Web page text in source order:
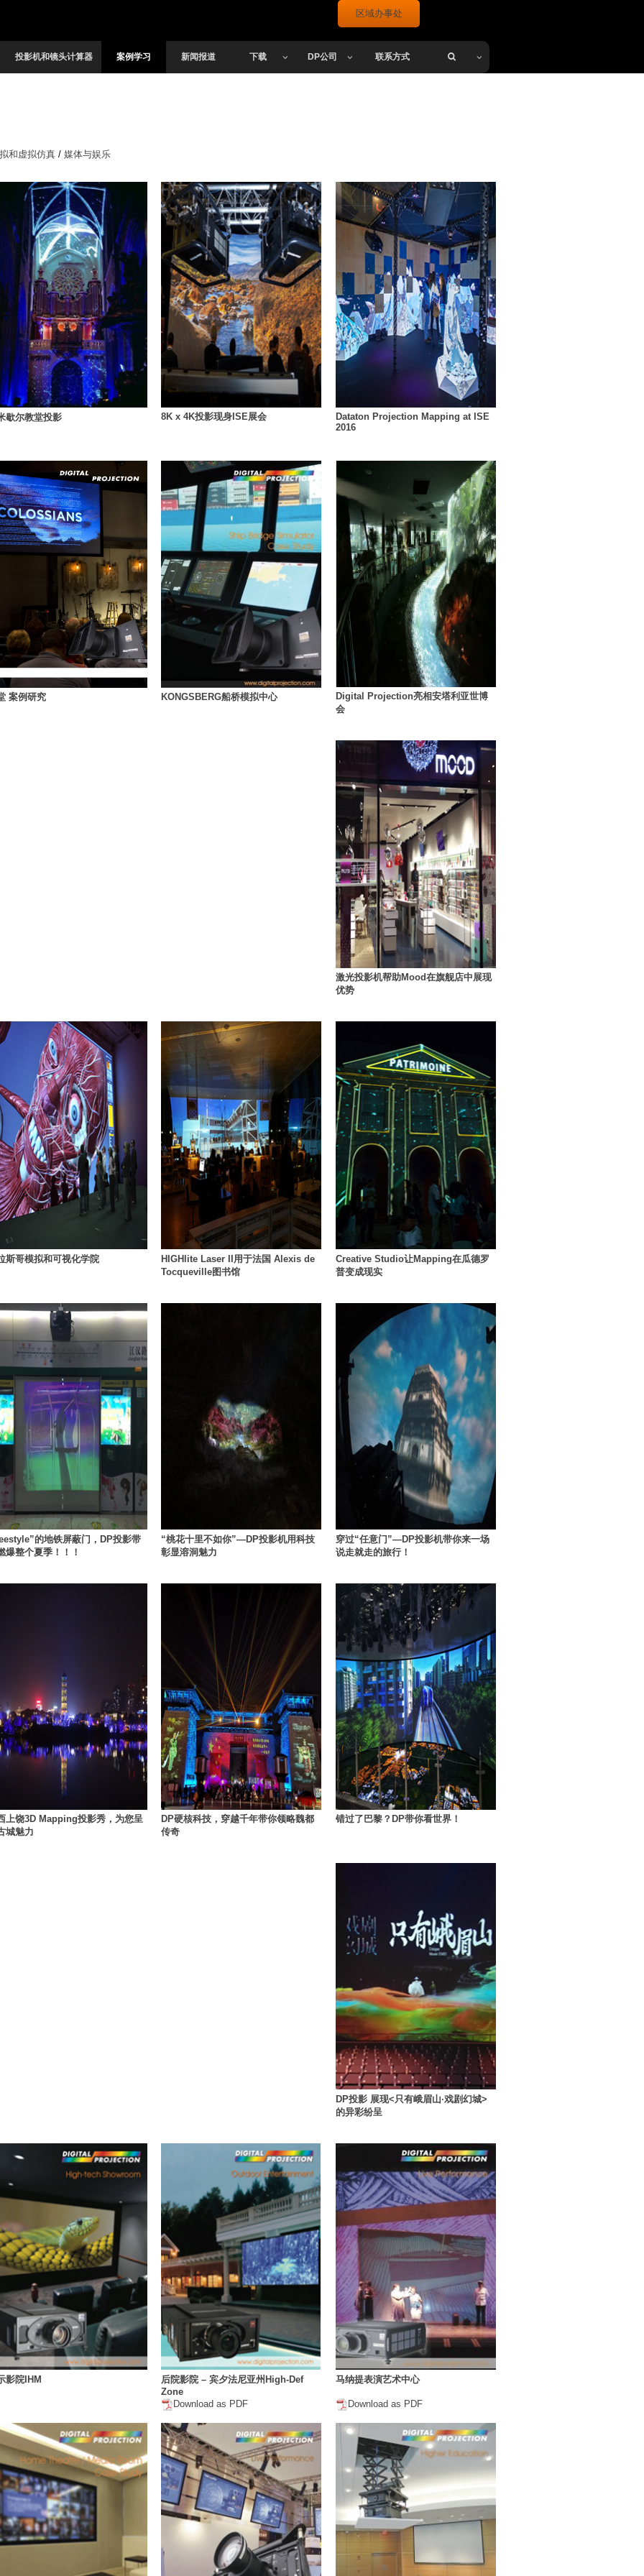
区域办事处
投影机和镜头计算器 案例学习 新闻报道 下载 DP公司 联系方式
和虚拟仿真 / 媒体与娱乐
歇尔教堂投影 8K x 4K投影现身ISE展会
Dataton Projection Mapping at ISE
2016
案例研究 KONGSBERG船桥模拟中心
Digital Projection亮相安塔利亚世博
会
激光投影机帮助Mood在旗舰店中展现
优势
斯哥模拟和可视化学院
HIGHlite Laser II用于法国 Alexis de
Tocqueville图书馆
Creative Studio让Mapping在瓜德罗
普变成现实
的地铁屏蔽门，DP投影带
爆整个夏季！！！
“桃花十里不如你”—DP投影机用科技
彰显溶洞魅力
穿过“任意门”—DP投影机带你来一场
说走就走的旅行！
上饶3D Mapping投影秀，为您呈
城魅力
DP硬核科技，穿越千年带你领略魏都
传奇
错过了巴黎？DP带你看世界！
DP投影 展现<只有峨眉山·戏剧幻城>
的异彩纷呈
影院IHM
后院影院 – 宾夕法尼亚州High-Def
Zone
Download as PDF
马纳提表演艺术中心
Download as PDF